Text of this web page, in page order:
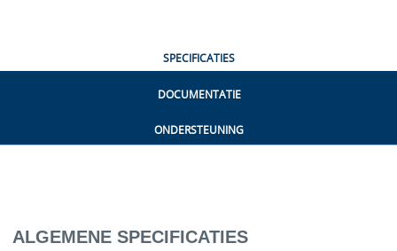
SPECIFICATIES
DOCUMENTATIE
ONDERSTEUNING
ALGEMENE SPECIFICATIES